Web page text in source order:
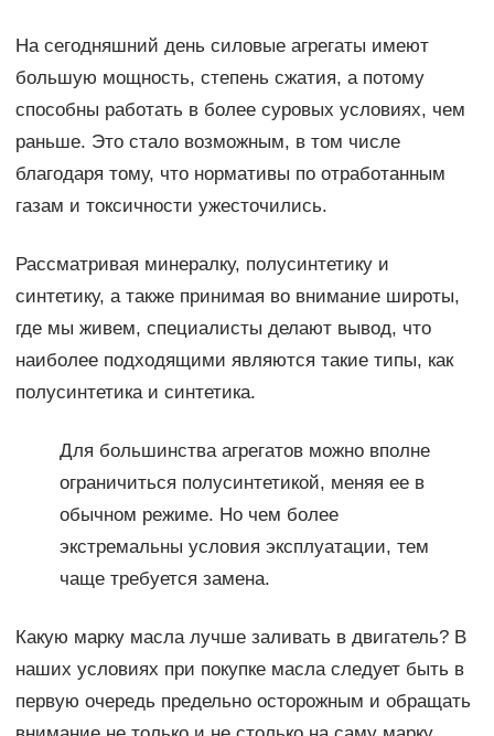
На сегодняшний день силовые агрегаты имеют
большую мощность, степень сжатия, а потому
способны работать в более суровых условиях, чем
раньше. Это стало возможным, в том числе
благодаря тому, что нормативы по отработанным
газам и токсичности ужесточились.
Рассматривая минералку, полусинтетику и
синтетику, а также принимая во внимание широты,
где мы живем, специалисты делают вывод, что
наиболее подходящими являются такие типы, как
полусинтетика и синтетика.
Для большинства агрегатов можно вполне
ограничиться полусинтетикой, меняя ее в
обычном режиме. Но чем более
экстремальны условия эксплуатации, тем
чаще требуется замена.
Какую марку масла лучше заливать в двигатель? В
наших условиях при покупке масла следует быть в
первую очередь предельно осторожным и обращать